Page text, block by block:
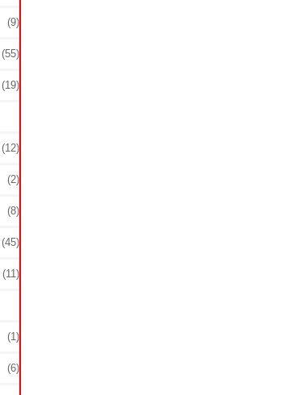
(9)
(55)
(19)
(12)
(2)
(8)
(45)
(11)
(1)
(6)